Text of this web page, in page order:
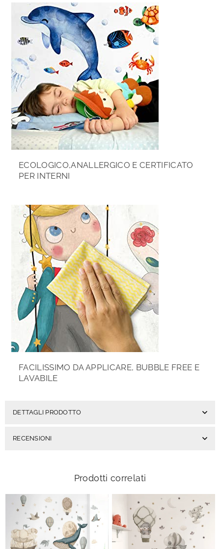
ECOLOGICO,ANALLERGICO E CERTIFICATO
PER INTERNI
FACILISSIMO DA APPLICARE, BUBBLE FREE E
LAVABILE
DETTAGLI PRODOTTO
RECENSIONI
Prodotti correlati